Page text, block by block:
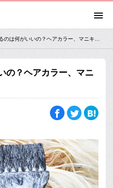
の？ヘアカラー、マニ